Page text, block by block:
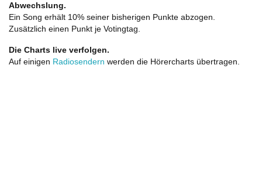
Abwechslung.
Ein Song erhält 10% seiner bisherigen Punkte abzogen.
Zusätzlich einen Punkt je Votingtag.
Die Charts live verfolgen.
Auf einigen Radiosendern werden die Hörercharts übertragen.